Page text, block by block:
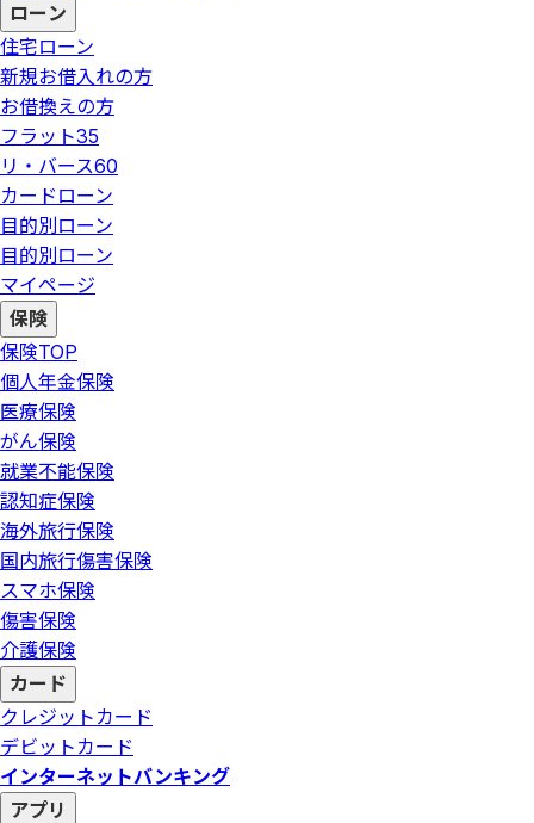
ローン
住宅ローン
新規お借入れの方
お借換えの方
フラット35
リ・バース60
カードローン
目的別ローン
目的別ローン
マイページ
保険
保険TOP
個人年金保険
医療保険
がん保険
就業不能保険
認知症保険
海外旅行保険
国内旅行傷害保険
スマホ保険
傷害保険
介護保険
カード
クレジットカード
デビットカード
インターネットバンキング
アプリ